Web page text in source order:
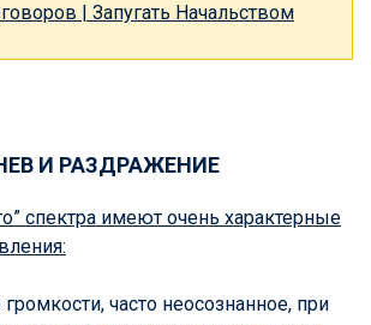
| Запугать Начальством
И РАЗДРАЖЕНИЕ
спектра имеют очень характерные
часто неосознанное, при